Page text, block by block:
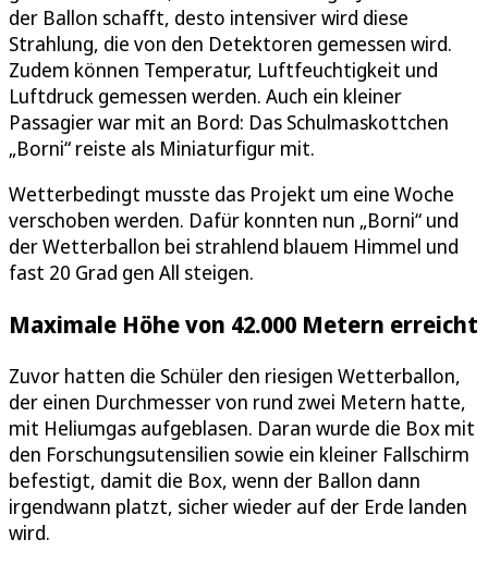
der Ballon schafft, desto intensiver wird diese
Strahlung, die von den Detektoren gemessen wird.
Zudem können Temperatur, Luftfeuchtigkeit und
Luftdruck gemessen werden. Auch ein kleiner
Passagier war mit an Bord: Das Schulmaskottchen
„Borni“ reiste als Miniaturfigur mit.
Wetterbedingt musste das Projekt um eine Woche
verschoben werden. Dafür konnten nun „Borni“ und
der Wetterballon bei strahlend blauem Himmel und
fast 20 Grad gen All steigen.
Maximale Höhe von 42.000 Metern erreicht
Zuvor hatten die Schüler den riesigen Wetterballon,
der einen Durchmesser von rund zwei Metern hatte,
mit Heliumgas aufgeblasen. Daran wurde die Box mit
den Forschungsutensilien sowie ein kleiner Fallschirm
befestigt, damit die Box, wenn der Ballon dann
irgendwann platzt, sicher wieder auf der Erde landen
wird.